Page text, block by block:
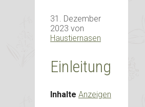
31. Dezember
2023 von
Haustiernasen
Einleitung
Inhalte Anzeigen